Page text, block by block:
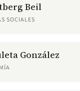
Beil
SOCIALES
González